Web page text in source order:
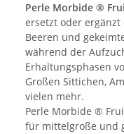
Perle Morbide ®
ersetzt oder
Beeren und
während der
Erhaltungsphasen
Großen Sittichen,
vielen mehr.
Perle Morbide ®
für mittelgroße und